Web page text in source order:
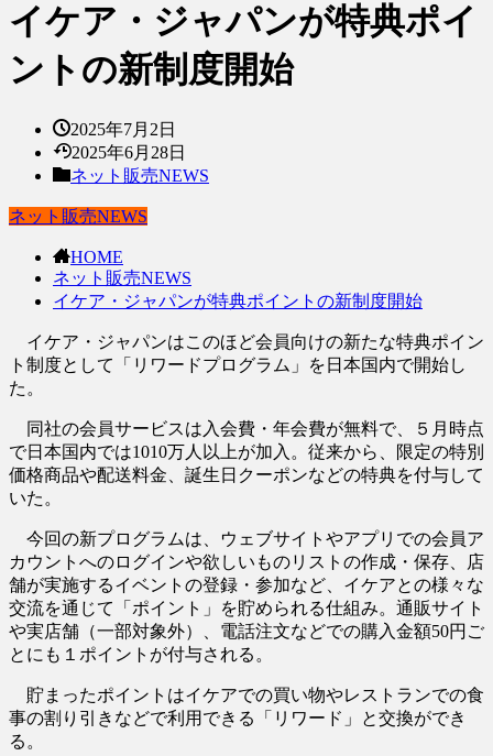
イケア・ジャパンが特典ポイ
ントの新制度開始
2025年7月2日
2025年6月28日
ネット販売NEWS
ネット販売NEWS
HOME
ネット販売NEWS
イケア・ジャパンが特典ポイントの新制度開始
イケア・ジャパンはこのほど会員向けの新たな特典ポイン
ト制度として「リワードプログラム」を日本国内で開始し
た。
同社の会員サービスは入会費・年会費が無料で、５月時点
で日本国内では1010万人以上が加入。従来から、限定の特別
価格商品や配送料金、誕生日クーポンなどの特典を付与して
いた。
今回の新プログラムは、ウェブサイトやアプリでの会員ア
カウントへのログインや欲しいものリストの作成・保存、店
舗が実施するイベントの登録・参加など、イケアとの様々な
交流を通じて「ポイント」を貯められる仕組み。通販サイト
や実店舗（一部対象外）、電話注文などでの購入金額50円ご
とにも１ポイントが付与される。
貯まったポイントはイケアでの買い物やレストランでの食
事の割り引きなどで利用できる「リワード」と交換ができ
る。